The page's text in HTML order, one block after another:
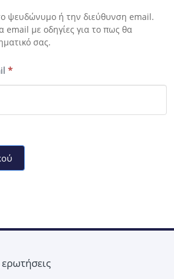
ψευδώνυμο ή την διεύθυνση email.
με οδηγίες για το πως θα
σας.
*